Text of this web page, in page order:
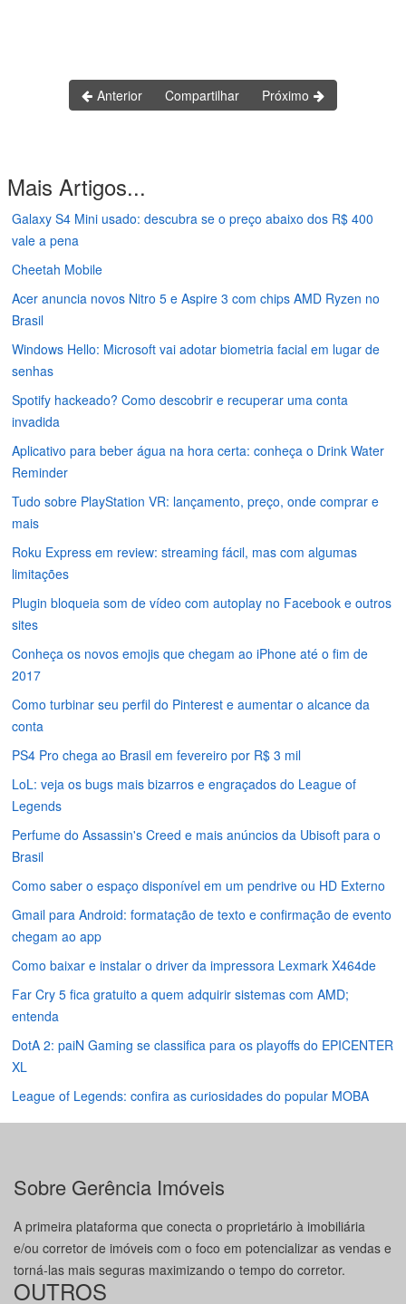
Anterior Compartilhar Próximo
Mais Artigos...
Galaxy S4 Mini usado: descubra se o preço abaixo dos R$ 400
vale a pena
Cheetah Mobile
Acer anuncia novos Nitro 5 e Aspire 3 com chips AMD Ryzen no
Brasil
Windows Hello: Microsoft vai adotar biometria facial em lugar de
senhas
Spotify hackeado? Como descobrir e recuperar uma conta
invadida
Aplicativo para beber água na hora certa: conheça o Drink Water
Reminder
Tudo sobre PlayStation VR: lançamento, preço, onde comprar e
mais
Roku Express em review: streaming fácil, mas com algumas
limitações
Plugin bloqueia som de vídeo com autoplay no Facebook e outros
sites
Conheça os novos emojis que chegam ao iPhone até o fim de
2017
Como turbinar seu perfil do Pinterest e aumentar o alcance da
conta
PS4 Pro chega ao Brasil em fevereiro por R$ 3 mil
LoL: veja os bugs mais bizarros e engraçados do League of
Legends
Perfume do Assassin's Creed e mais anúncios da Ubisoft para o
Brasil
Como saber o espaço disponível em um pendrive ou HD Externo
Gmail para Android: formatação de texto e confirmação de evento
chegam ao app
Como baixar e instalar o driver da impressora Lexmark X464de
Far Cry 5 fica gratuito a quem adquirir sistemas com AMD;
entenda
DotA 2: paiN Gaming se classifica para os playoffs do EPICENTER
XL
League of Legends: confira as curiosidades do popular MOBA
Sobre Gerência Imóveis
A primeira plataforma que conecta o proprietário à imobiliária
e/ou corretor de imóveis com o foco em potencializar as vendas e
torná-las mais seguras maximizando o tempo do corretor.
OUTROS